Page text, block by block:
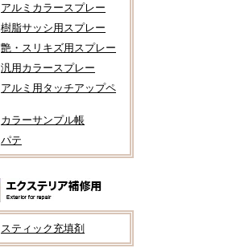
アルミカラースプレー
樹脂サッシ用スプレー
艶・スリキズ用スプレー
汎用カラースプレー
アルミ用タッチアップペ
カラーサンプル帳
パテ
スティック充填剤